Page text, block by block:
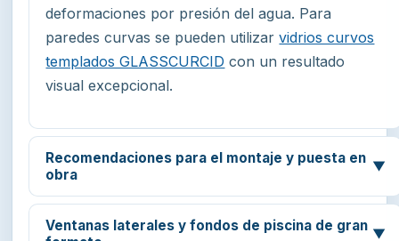
deformaciones por presión del agua. Para
paredes curvas se pueden utilizarvidrios curvos
templados GLASSCURCID con un resultado
visual excepcional.
Recomendaciones para el montaje y puesta en
obra
▼
Ventanas laterales y fondos de piscina de gran ▼